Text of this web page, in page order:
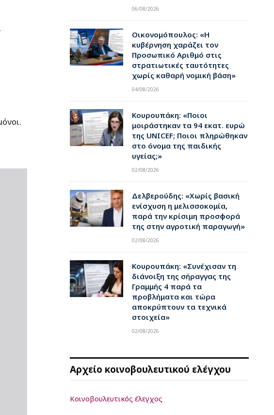
06/08/2026
Οικονομόπουλος: «Η
κυβέρνηση χαράζει τον
Προσωπικό Αριθμό στις
στρατιωτικές ταυτότητες
χωρίς καθαρή νομική βάση»
04/08/2026
Κουρουπάκη: «Ποιοι
μοιράστηκαν τα 94 εκατ. ευρώ
της UNICEF; Ποιοι πληρώθηκαν
στο όνομα της παιδικής
υγείας;»
02/08/2026
Δελβερούδης: «Χωρίς βασική
ενίσχυση η μελισσοκομία,
παρά την κρίσιμη προσφορά
της στην αγροτική παραγωγή»
02/08/2026
Κουρουπάκη: «Συνέχισαν τη
διάνοιξη της σήραγγας της
Γραμμής 4 παρά τα
προβλήματα και τώρα
αποκρύπτουν τα τεχνικά
στοιχεία»
02/08/2026
Αρχείο κοινοβουλευτικού ελέγχου
Κοινοβουλευτικός έλεγχος